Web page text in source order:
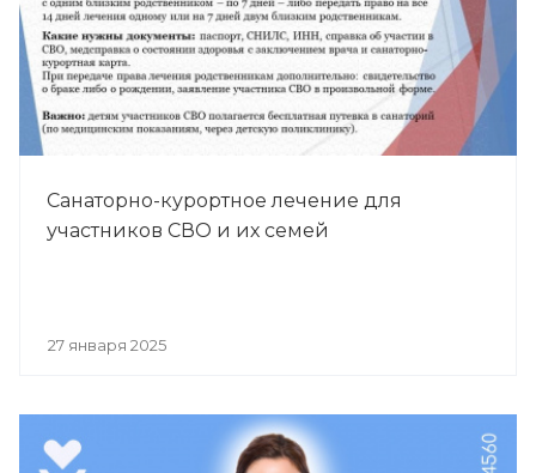
Санаторно-курортное лечение для
участников СВО и их семей
27 января 2025